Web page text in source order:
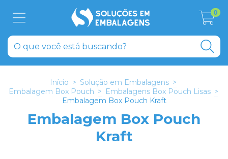
0
Início > Solução em Embalagens >
Embalagem Box Pouch > Embalagens Box Pouch Lisas >
Embalagem Box Pouch Kraft
Embalagem Box Pouch
Kraft